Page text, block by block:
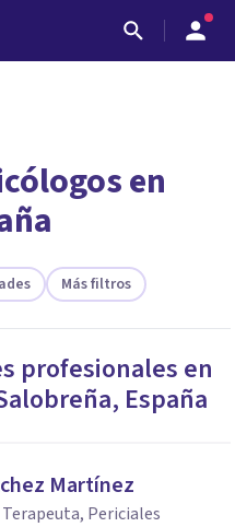
encontrar el
y te ofreceremos
en
Más filtros
profesionales en
, España
Martínez
Periciales